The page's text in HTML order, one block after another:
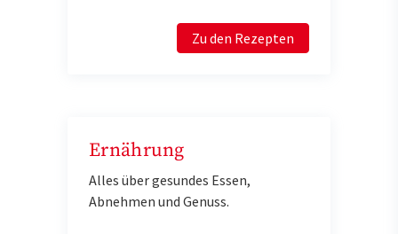
Zu den Rezepten
Ernährung
Alles über gesundes Essen,
Abnehmen und Genuss.